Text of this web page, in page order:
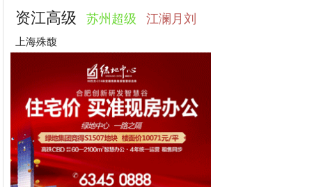
资江高级 苏州超级 江澜月刘
上海殊馥